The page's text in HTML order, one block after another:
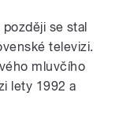
se stal
televizi.
mluvčího
lety 1992 a